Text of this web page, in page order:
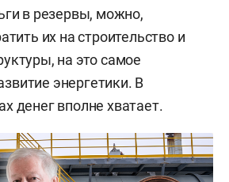
в резервы, можно,
их на строительство и
на это самое
энергетики. В
денег вполне хватает.